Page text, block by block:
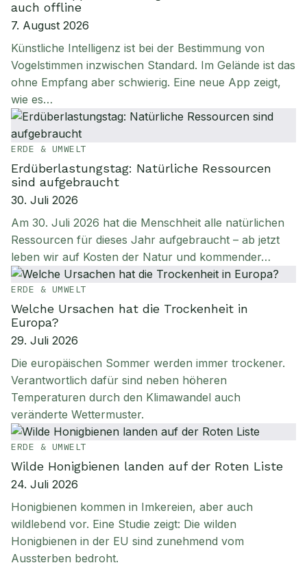
auch offline
7. August 2026
Künstliche Intelligenz ist bei der Bestimmung von
Vogelstimmen inzwischen Standard. Im Gelände ist das
ohne Empfang aber schwierig. Eine neue App zeigt,
wie es…
ERDE & UMWELT
Erdüberlastungstag: Natürliche Ressourcen
sind aufgebraucht
30. Juli 2026
Am 30. Juli 2026 hat die Menschheit alle natürlichen
Ressourcen für dieses Jahr aufgebraucht – ab jetzt
leben wir auf Kosten der Natur und kommender…
ERDE & UMWELT
Welche Ursachen hat die Trockenheit in
Europa?
29. Juli 2026
Die europäischen Sommer werden immer trockener.
Verantwortlich dafür sind neben höheren
Temperaturen durch den Klimawandel auch
veränderte Wettermuster.
ERDE & UMWELT
Wilde Honigbienen landen auf der Roten Liste
24. Juli 2026
Honigbienen kommen in Imkereien, aber auch
wildlebend vor. Eine Studie zeigt: Die wilden
Honigbienen in der EU sind zunehmend vom
Aussterben bedroht.